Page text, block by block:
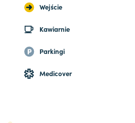
Wejście
Kawiarnie
Parkingi
Medicover